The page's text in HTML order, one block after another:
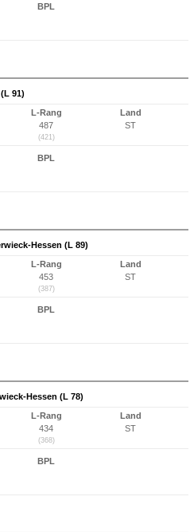
BPL
91)
L-Rang
487
(421)
Land
ST
BPL
Hessen (L 89)
L-Rang
453
(387)
Land
ST
BPL
Hessen (L 78)
L-Rang
434
(368)
Land
ST
BPL